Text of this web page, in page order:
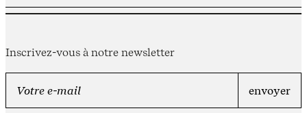
Inscrivez-vous à notre newsletter